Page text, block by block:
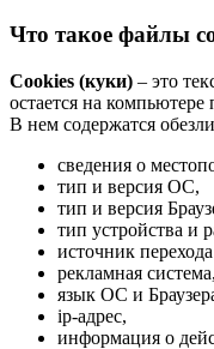
Что такое файлы
Cookies (куки) – это
остается на компьютере
В нем содержатся
сведения о
тип и версия ОС,
тип и версия
тип устройства и
источник
рекламная система,
язык ОС и
ip-адрес,
информация о